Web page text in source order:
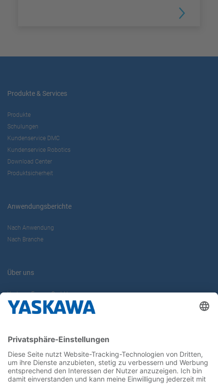
Produkte & Services
Produkte
Schulungen
Kundenservice DMC
Kundenservice Robotics
Download Center
Produktsicherheit
Anwendungsberichte
Nach Anwendung
Nach Branche
Über uns
Yaskawa Europe GmbH
Karriere
Newsletter